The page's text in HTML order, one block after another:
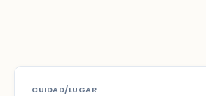
CUIDAD/LUGAR